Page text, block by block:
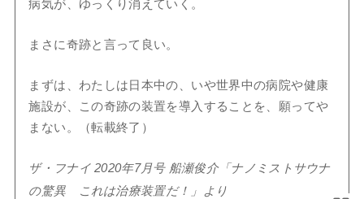
病気が、ゆっくり消えていく。
まさに奇跡と言って良い。
まずは、わたしは日本中の、いや世界中の病院や健康
施設が、この奇跡の装置を導入することを、願ってや
まない。（転載終了）
ザ・フナイ 2020年7月号 船瀬俊介「ナノミストサウナ
の驚異 これは治療装置だ！」より